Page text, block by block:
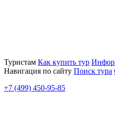
Туристам Как купить тур
Навигация по сайту Поиск тура
+7 (499) 450-95-85